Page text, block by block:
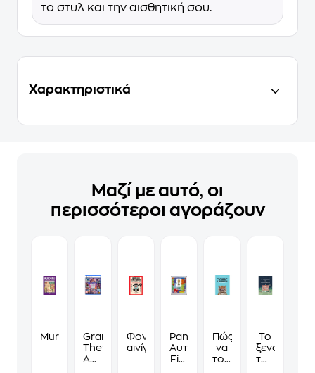
το στυλ και την αισθητική σου.
Χαρακτηριστικά
Μαζί με αυτό, οι
περισσότεροι αγοράζουν
MurdokuGrand
Theft
Auto
Φονικά
αινίγματα
Panini
Αυτοκόλλητα
Fifa
Πώς
να
τους
Το
ξενοδοχείο
των